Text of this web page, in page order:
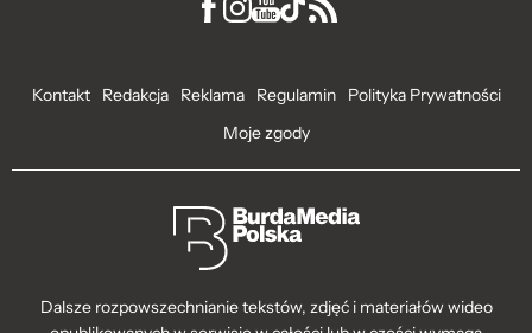
Kontakt Redakcja Reklama Regulamin
Polityka Prywatności
Moje zgody
Dalsze rozpowszechnianie tekstów, zdjęć i materiałów wideo